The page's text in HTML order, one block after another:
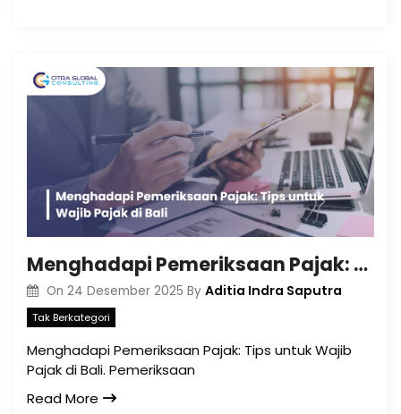
Menghadapi Pemeriksaan Pajak: Tips untuk Wajib Pajak di Bali
On 24 Desember 2025 By Aditia Indra Saputra
Tak Berkategori
Menghadapi Pemeriksaan Pajak: Tips untuk Wajib
Pajak di Bali. Pemeriksaan
Read More